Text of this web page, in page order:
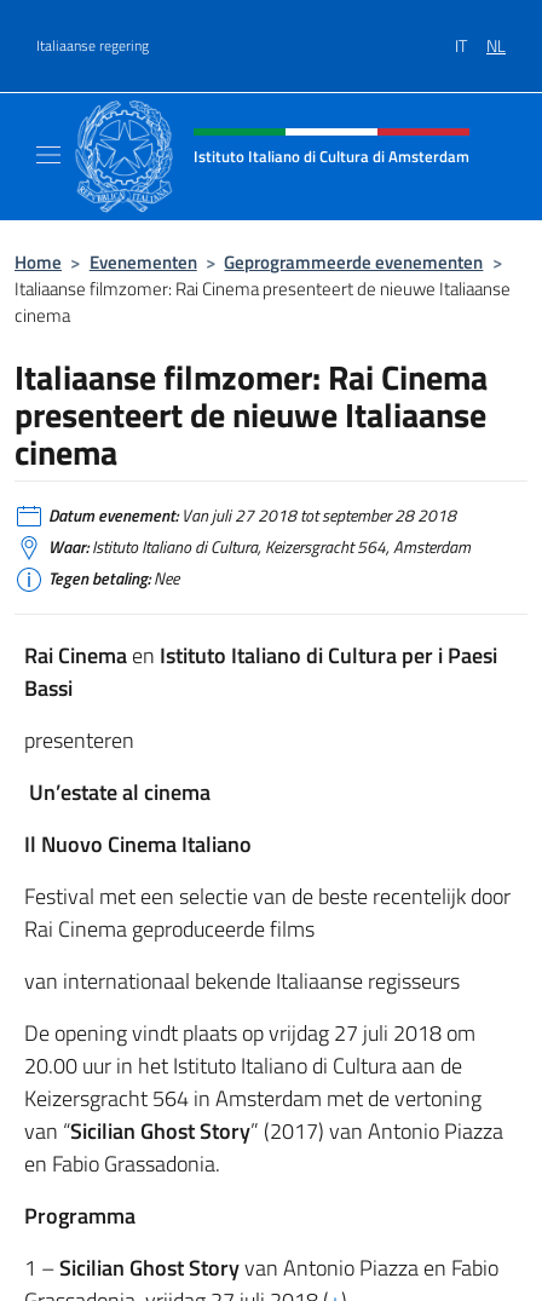
Italiaanse regering IT NL
Intestazione sito, social e menù
Istituto Italiano di Cultura di Amsterdam
Home > Evenementen > Geprogrammeerde evenementen >
Italiaanse filmzomer: Rai Cinema presenteert de nieuwe Italiaanse
cinema
Italiaanse filmzomer: Rai Cinema
presenteert de nieuwe Italiaanse
cinema
Datum evenement:Van juli 27 2018 tot september 28 2018
Waar:Istituto Italiano di Cultura, Keizersgracht 564, Amsterdam
Tegen betaling:Nee
Rai Cinemaen Istituto Italiano di Cultura per i Paesi
Bassi
presenteren
Un’estate al cinema
Il Nuovo Cinema Italiano
Festival met een selectie van de beste recentelijk door
Rai Cinema geproduceerde films
van internationaal bekende Italiaanse regisseurs
De opening vindt plaats op vrijdag 27 juli 2018 om
20.00 uur in het Istituto Italiano di Cultura aan de
Keizersgracht 564 in Amsterdam met de vertoning
van “Sicilian Ghost Story” (2017) van Antonio Piazza
en Fabio Grassadonia.
Programma
1 –Sicilian Ghost Storyvan Antonio Piazza en Fabio